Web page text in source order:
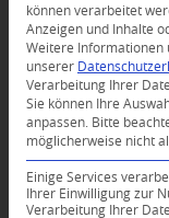
Dein
An Diskussion
Hinterlassen Sie
können verarbeitet
Anzeigen und Inhalte
Weitere Informationen
unserer
Verarbeitung Ihrer
Sie können Ihre
anpassen.
Bitte
möglicherweise nicht
Einige Services
Ihrer Einwilligung zur
Verarbeitung Ihrer